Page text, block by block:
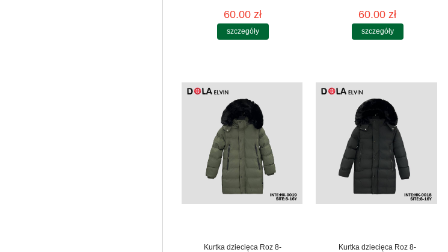
60.00 zł
szczegóły
60.00 zł
szczegóły
Kurtka dziecięca Roz 8-
Kurtka dziecięca Roz 8-